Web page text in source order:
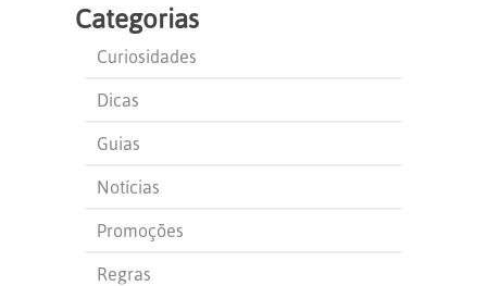
Categorias
Curiosidades
Dicas
Guias
Notícias
Promoções
Regras